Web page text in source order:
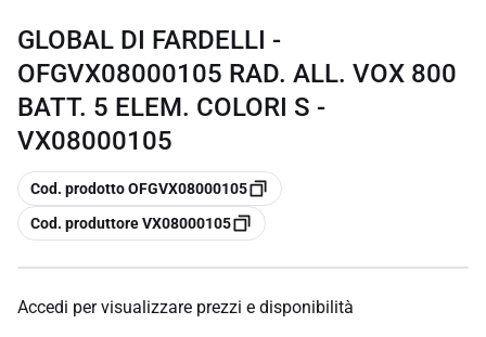
GLOBAL DI FARDELLI -
OFGVX08000105 RAD. ALL. VOX 800
BATT. 5 ELEM. COLORI S -
VX08000105
copia
Cod. prodotto OFGVX08000105
copia
Cod. produttore VX08000105
Accedi per visualizzare prezzi e disponibilità